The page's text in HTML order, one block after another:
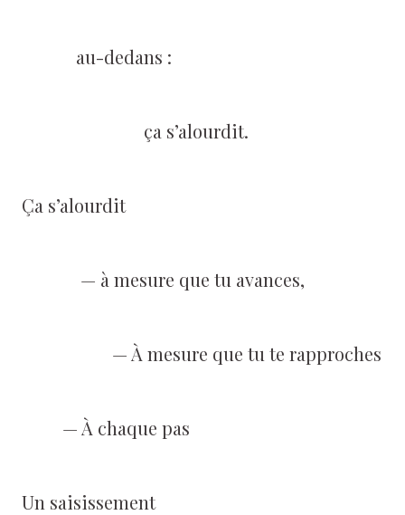
au-dedans :
ça s’alourdit.
Ça s’alourdit
— à mesure que tu avances,
— À mesure que tu te rapproches
— À chaque pas
Un saisissement